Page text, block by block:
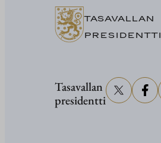
TASAVALLAN
PRESIDENTTI
Tasavallan
presidentti